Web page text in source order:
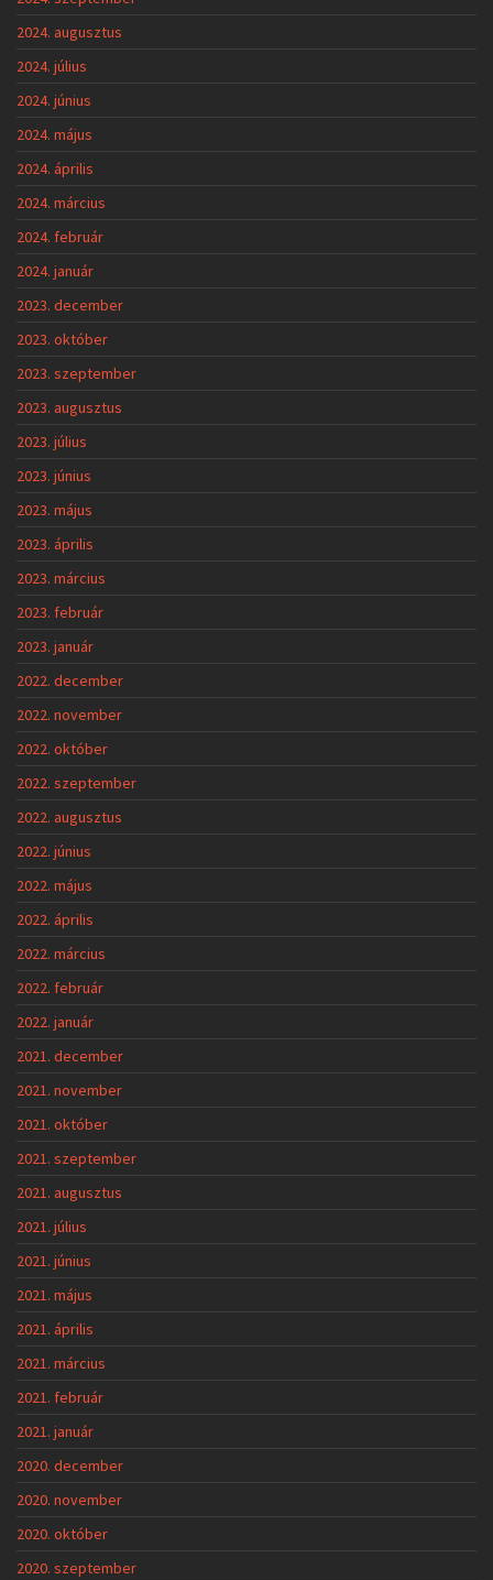
2024. augusztus
2024. július
2024. június
2024. május
2024. április
2024. március
2024. február
2024. január
2023. december
2023. október
2023. szeptember
2023. augusztus
2023. július
2023. június
2023. május
2023. április
2023. március
2023. február
2023. január
2022. december
2022. november
2022. október
2022. szeptember
2022. augusztus
2022. június
2022. május
2022. április
2022. március
2022. február
2022. január
2021. december
2021. november
2021. október
2021. szeptember
2021. augusztus
2021. július
2021. június
2021. május
2021. április
2021. március
2021. február
2021. január
2020. december
2020. november
2020. október
2020. szeptember